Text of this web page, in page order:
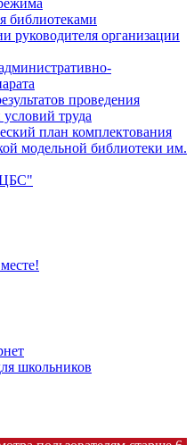
библиотеками
руководителя организации
проведения
труда
план комплектования
модельной библиотеки им.
школьников